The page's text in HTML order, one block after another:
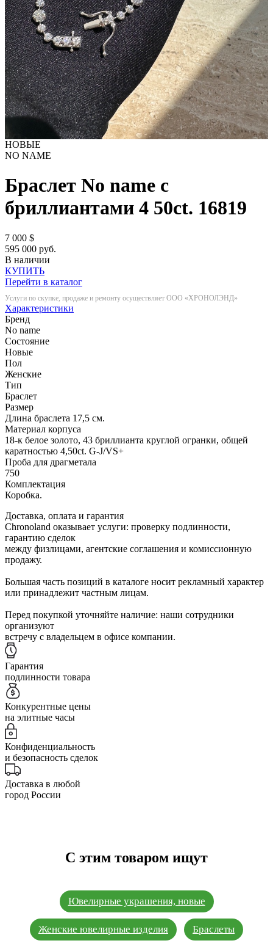
НОВЫЕ
NO NAME
Браслет No name с
бриллиантами 4 50ct. 16819
7 000 $
595 000 руб.
В наличии
КУПИТЬ
Перейти в каталог
Услуги по скупке, продаже и ремонту осуществляет ООО «ХРОНОЛЭНД»
Характеристики
Бренд
No name
Состояние
Новые
Пол
Женские
Тип
Браслет
Размер
Длина браслета 17,5 см.
Материал корпуса
18-к белое золото, 43 бриллианта круглой огранки, общей
каратностью 4,50ct. G-J/VS+
Проба для драгметала
750
Комплектация
Коробка.
Доставка, оплата и гарантия
Chronoland оказывает услуги: проверку подлинности,
гарантию сделок
между физлицами, агентские соглашения и комиссионную
продажу.
Большая часть позиций в каталоге носит рекламный характер
или принадлежит частным лицам.
Перед покупкой уточняйте наличие: наши сотрудники
организуют
встречу с владельцем в офисе компании.
Гарантия
подлинности товара
Конкурентные цены
на элитные часы
Конфиденциальность
и безопасность сделок
Доставка в любой
город России
С этим товаром ищут
Ювелирные украшения, новые
Женские ювелирные изделия Браслеты